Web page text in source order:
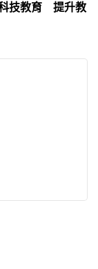
技教育 提升教